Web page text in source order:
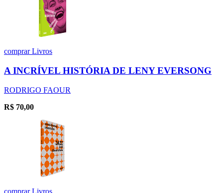
comprarLivros
A INCRÍVEL HISTÓRIA DE LENY EVERSONG
RODRIGO FAOUR
R$ 70,00
comprarLivros